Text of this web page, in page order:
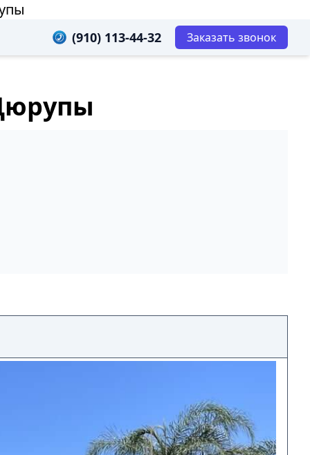
(910) 113-44-32 Заказать звонок